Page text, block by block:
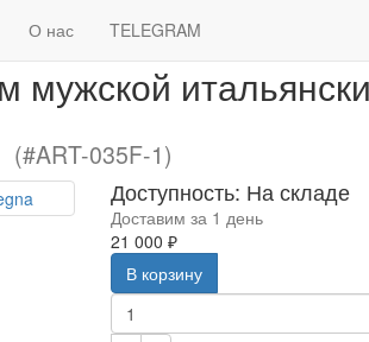
О нас TELEGRAM
Спортивный костюм мужской
мужской
(#ART-035F-1)
Доступность: На складе
Доставим за 1 день
21 000 ₽
В корзину